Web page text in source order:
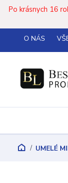
Po krásnych 16
O NÁS
UMELÉ